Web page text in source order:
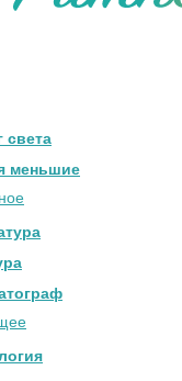
света
меньшие